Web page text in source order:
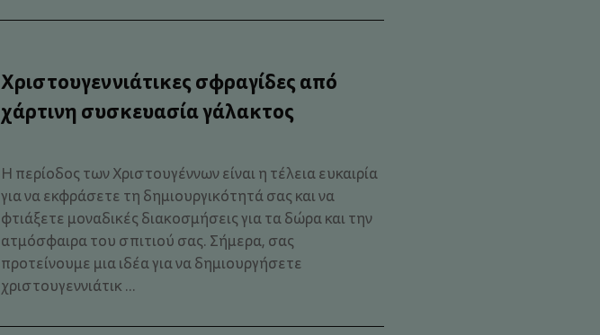
Χριστουγεννιάτικες σφραγίδες από
χάρτινη συσκευασία γάλακτος
Η περίοδος των Χριστουγέννων είναι η τέλεια ευκαιρία
για να εκφράσετε τη δημιουργικότητά σας και να
φτιάξετε μοναδικές διακοσμήσεις για τα δώρα και την
ατμόσφαιρα του σπιτιού σας. Σήμερα, σας
προτείνουμε μια ιδέα για να δημιουργήσετε
χριστουγεννιάτικ ...